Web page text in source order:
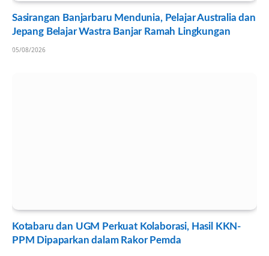
Sasirangan Banjarbaru Mendunia, Pelajar Australia dan
Jepang Belajar Wastra Banjar Ramah Lingkungan
05/08/2026
Kotabaru dan UGM Perkuat Kolaborasi, Hasil KKN-
PPM Dipaparkan dalam Rakor Pemda